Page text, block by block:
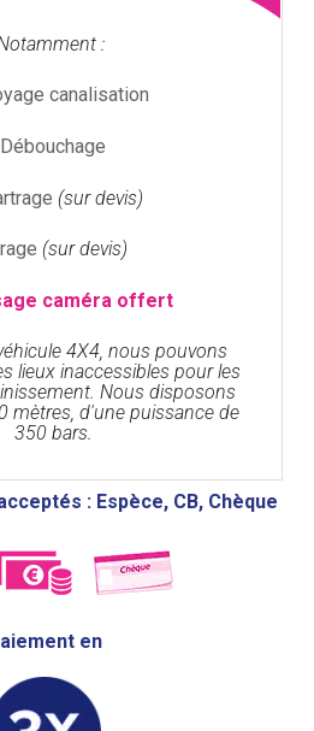
:
canalisation
Débouchage
(sur devis)
(sur devis)
caméra offert
4X4, nous pouvons
lieux inaccessibles pour les
Nous disposons
mètres, d'une puissance de
350 bars.
: Espèce, CB, Chèque
en